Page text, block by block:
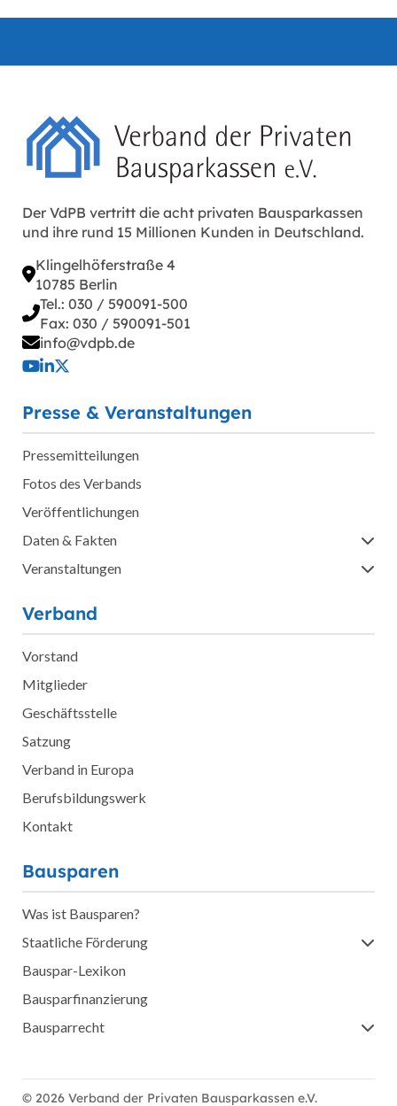
Der VdPB vertritt die acht privaten Bausparkassen
und ihre rund 15 Millionen Kunden in Deutschland.
Klingelhöferstraße 4
10785 Berlin
Tel.: 030 / 590091-500
Fax: 030 / 590091-501
info@vdpb.de
Presse & Veranstaltungen
Pressemitteilungen
Fotos des Verbands
Veröffentlichungen
Daten & Fakten
Veranstaltungen
Verband
Vorstand
Mitglieder
Geschäftsstelle
Satzung
Verband in Europa
Berufsbildungswerk
Kontakt
Bausparen
Was ist Bausparen?
Staatliche Förderung
Bauspar-Lexikon
Bausparfinanzierung
Bausparrecht
© 2026 Verband der Privaten Bausparkassen e.V.